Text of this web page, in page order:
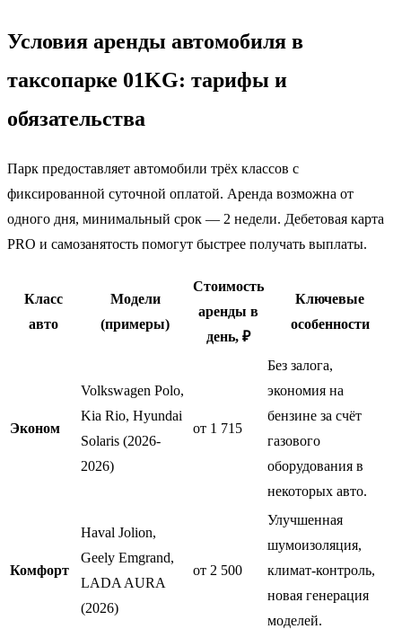
Условия аренды автомобиля в
таксопарке 01KG: тарифы и
обязательства
Парк предоставляет автомобили трёх классов с
фиксированной суточной оплатой. Аренда возможна от
одного дня, минимальный срок — 2 недели. Дебетовая карта
PRO и самозанятость помогут быстрее получать выплаты.
Класс
авто
Модели
(примеры)
Стоимость
аренды в
день, ₽
Ключевые
особенности
Эконом
Volkswagen Polo,
Kia Rio, Hyundai
Solaris (2026-
2026)
от 1 715
Без залога,
экономия на
бензине за счёт
газового
оборудования в
некоторых авто.
Комфорт
Haval Jolion,
Geely Emgrand,
LADA AURA
(2026)
от 2 500
Улучшенная
шумоизоляция,
климат-контроль,
новая генерация
моделей.